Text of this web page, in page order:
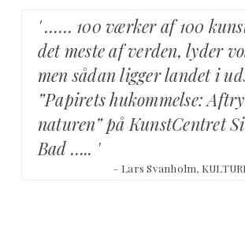
' …… 100 værker af 100
det meste af verden, lyder
men sådan ligger landet i
”Papirets hukommelse:
naturen” på KunstCentret
Bad ….. '
– Lars Svanholm,